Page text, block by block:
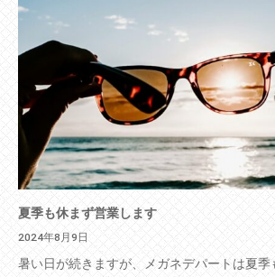
夏季も休まず営業します
2024年8月9日
暑い日が続きますが、メガネデパートは夏